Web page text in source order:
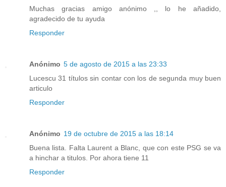
Muchas gracias amigo anónimo ,, lo he añadido,
agradecido de tu ayuda
Responder
Anónimo 5 de agosto de 2015 a las 23:33
Lucescu 31 títulos sin contar con los de segunda muy buen
articulo
Responder
Anónimo 19 de octubre de 2015 a las 18:14
Buena lista. Falta Laurent a Blanc, que con este PSG se va
a hinchar a titulos. Por ahora tiene 11
Responder